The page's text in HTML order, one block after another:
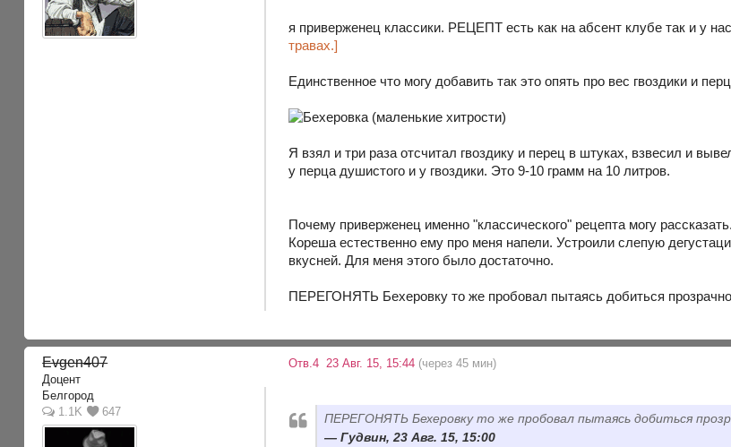
я приверженец классики. РЕЦЕПТ есть как на абсент клубе так и у нас
травах.]
Единственное что могу добавить так это опять про вес гвоздики и
Я взял и три раза отсчитал гвоздику и перец в штуках, взвесил и
у перца душистого и у гвоздики. Это 9-10 грамм на 10 литров.
Почему приверженец именно "классического" рецепта могу
Кореша естественно ему про меня напели. Устроили слепую
вкусней. Для меня этого было достаточно.
ПЕРЕГОНЯТЬ Бехеровку то же пробовал пытаясь добиться
Evgen407
Доцент
Белгород
1.1K
647
Отв.4 23 Авг. 15, 15:44 (через 45 мин)
ПЕРЕГОНЯТЬ Бехеровку то же пробовал пытаясь добиться
Гудвин, 23 Авг. 15, 15:00